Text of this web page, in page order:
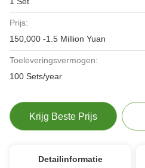
Prijs:
150,000 -1.5 Million Yuan
Toeleveringsvermogen:
100 Sets/year
Krijg Beste Prijs
Detailinformatie